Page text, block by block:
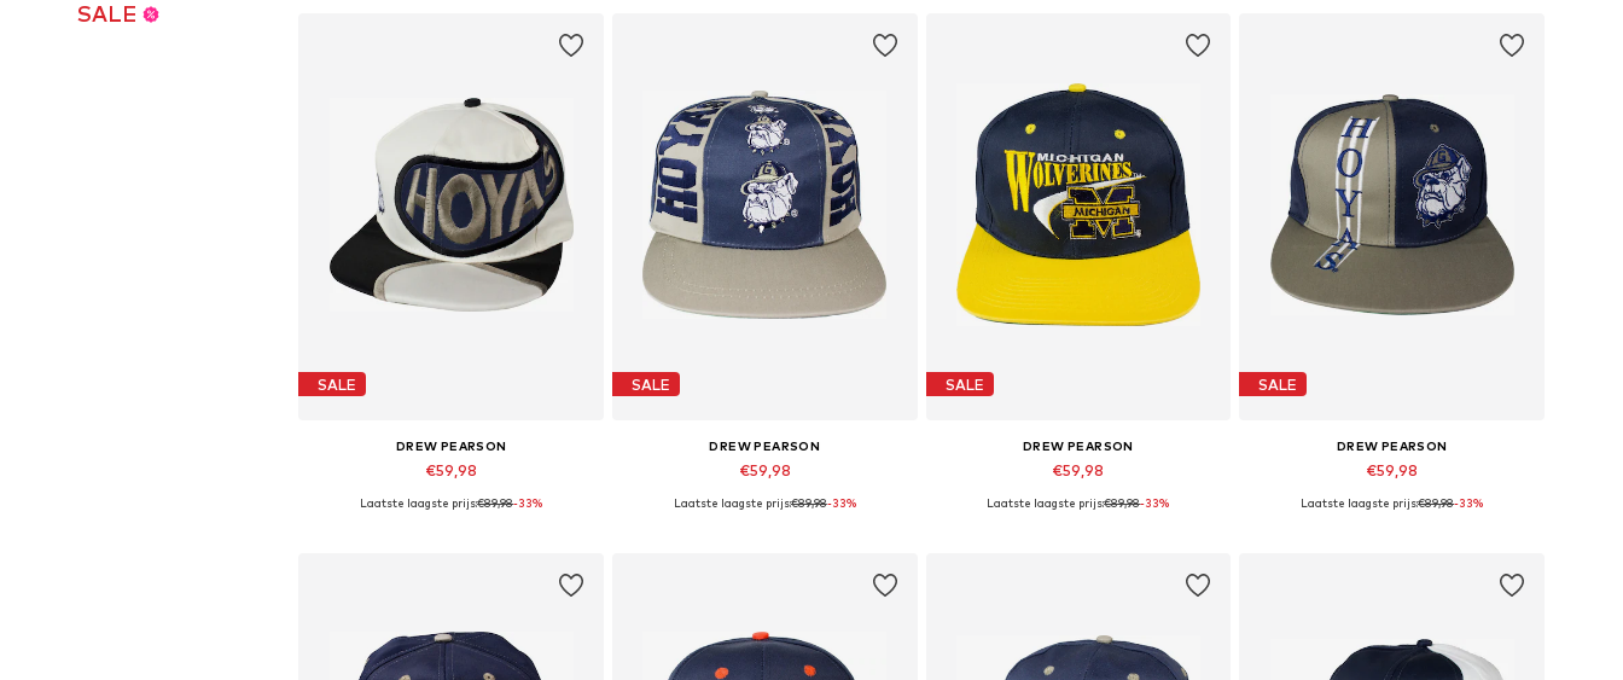
SALE
SALE
DREW PEARSON
€59,98
Beschikbare maten: 56-61
Laatste laagste prijs:€89,98-33%
SALE
DREW PEARSON
€59,98
Beschikbare maten: 56-61
Laatste laagste prijs:€89,98-33%
SALE
DREW PEARSON
€59,98
Beschikbare maten: 56-61
Laatste laagste prijs:€89,98-33%
SALE
DREW PEARSON
€59,98
Beschikbare maten: 56-61
Laatste laagste prijs:€89,98-33%